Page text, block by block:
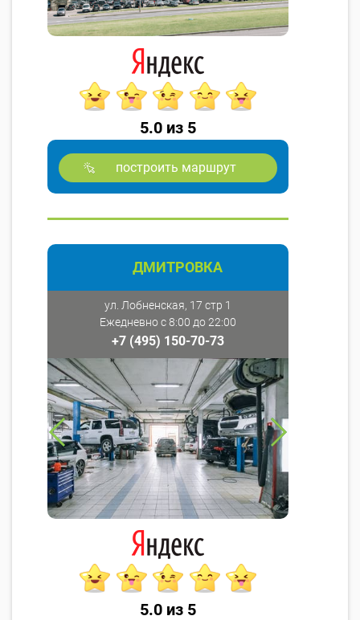
5.0 из 5
построить маршрут
ДМИТРОВКА
ул. Лобненская, 17 стр 1
Ежедневно с 8:00 до 22:00
+7 (495) 150-70-73
5.0 из 5